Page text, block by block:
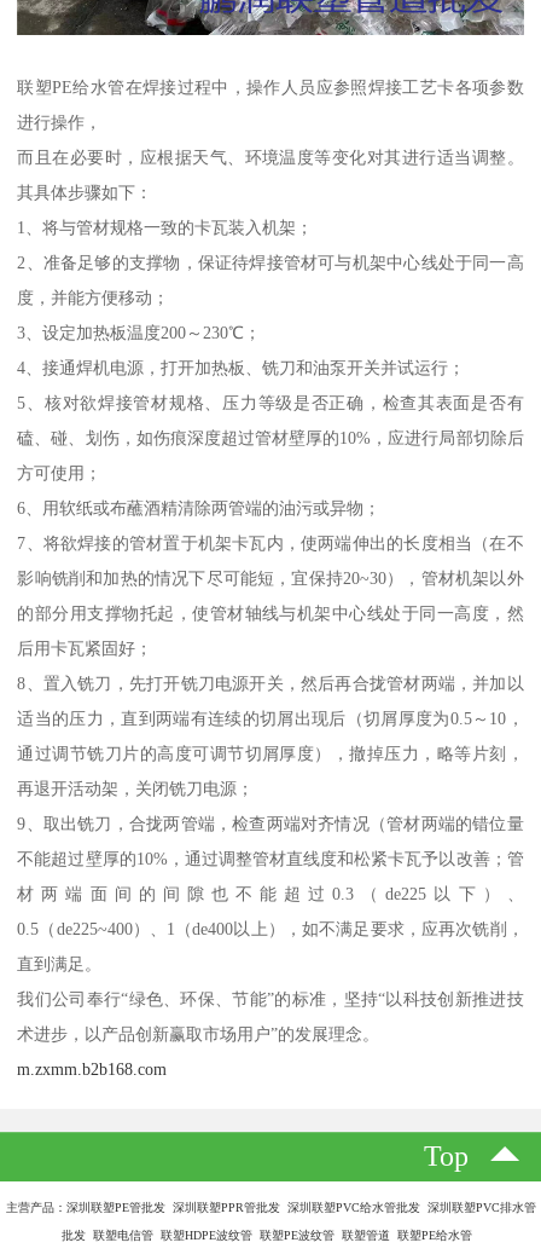
联塑PE给水管在焊接过程中，操作人员应参照焊接工艺卡各项参数
进行操作，
而且在必要时，应根据天气、环境温度等变化对其进行适当调整。
其具体步骤如下：
1、将与管材规格一致的卡瓦装入机架；
2、准备足够的支撑物，保证待焊接管材可与机架中心线处于同一高
度，并能方便移动；
3、设定加热板温度200～230℃；
4、接通焊机电源，打开加热板、铣刀和油泵开关并试运行；
5、核对欲焊接管材规格、压力等级是否正确，检查其表面是否有
磕、碰、划伤，如伤痕深度超过管材壁厚的10%，应进行局部切除后
方可使用；
6、用软纸或布蘸酒精清除两管端的油污或异物；
7、将欲焊接的管材置于机架卡瓦内，使两端伸出的长度相当（在不
影响铣削和加热的情况下尽可能短，宜保持20~30），管材机架以外
的部分用支撑物托起，使管材轴线与机架中心线处于同一高度，然
后用卡瓦紧固好；
8、置入铣刀，先打开铣刀电源开关，然后再合拢管材两端，并加以
适当的压力，直到两端有连续的切屑出现后（切屑厚度为0.5～10，
通过调节铣刀片的高度可调节切屑厚度），撤掉压力，略等片刻，
再退开活动架，关闭铣刀电源；
9、取出铣刀，合拢两管端，检查两端对齐情况（管材两端的错位量
不能超过壁厚的10%，通过调整管材直线度和松紧卡瓦予以改善；管
材两端面间的间隙也不能超过0.3（de225以下）、
0.5（de225~400）、1（de400以上），如不满足要求，应再次铣削，
直到满足。
我们公司奉行“绿色、环保、节能”的标准，坚持“以科技创新推进技
术进步，以产品创新赢取市场用户”的发展理念。
m.zxmm.b2b168.com
Top
主营产品：深圳联塑PE管批发 深圳联塑PPR管批发 深圳联塑PVC给水管批发 深圳联塑PVC排水管
批发 联塑电信管 联塑HDPE波纹管 联塑PE波纹管 联塑管道 联塑PE给水管